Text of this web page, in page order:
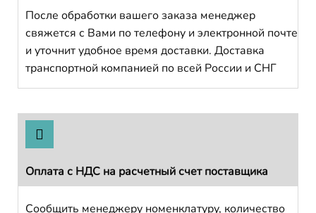
После обработки вашего заказа менеджер
свяжется с Вами по телефону и электронной почте
и уточнит удобное время доставки. Доставка
транспортной компанией по всей России и СНГ
Оплата с НДС на расчетный счет поставщика
Сообщить менеджеру номенклатуру, количество